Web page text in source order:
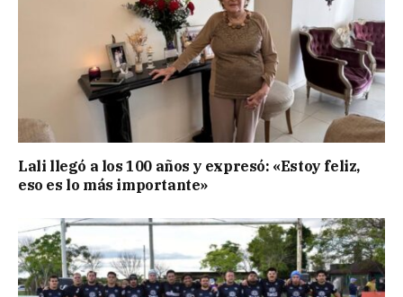
Lali llegó a los 100 años y expresó: «Estoy feliz,
eso es lo más importante»